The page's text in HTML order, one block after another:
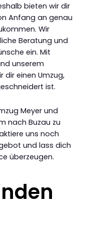
bieten wir dir
Anfang an genau
Wir
Beratung und
ein. Mit
unserem
dir einen Umzug,
ist.
Meyer und
nach Buzau zu
uns noch
und lass dich
überzeugen.